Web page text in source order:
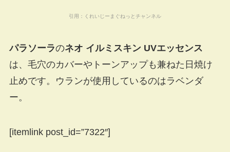
引用： くれいじーまぐねっとチャンネル
パラソーラのネオ イルミスキン UVエッセンス
は、毛穴のカバーやトーンアップも兼ねた日焼け
止めです。ウランが使用しているのはラベンダ
ー。
[itemlink post_id=”7322″]